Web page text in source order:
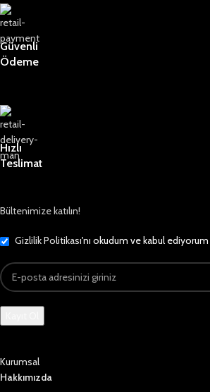
Güvenli
Ödeme
Hızlı
Teslimat
Bültenimize katılın!
Gizlilik Politikası'nı okudum ve kabul ediyorum
Kurumsal
Hakkımızda